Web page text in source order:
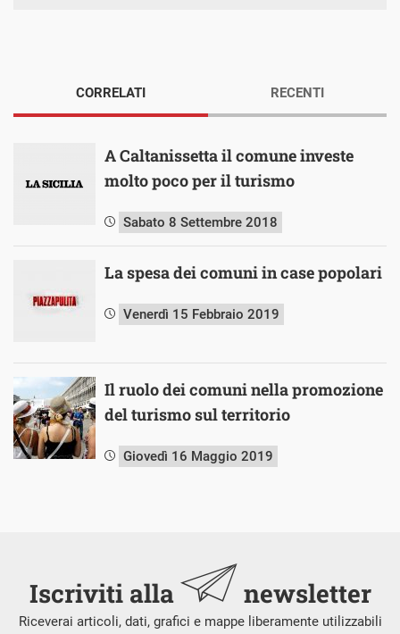
CORRELATI
A Caltanissetta il comune investe
molto poco per il turismo
Sabato 8 Settembre 2018
La spesa dei comuni in case popolari
Venerdì 15 Febbraio 2019
Il ruolo dei comuni nella promozione
del turismo sul territorio
Giovedì 16 Maggio 2019
RECENTI
Iscriviti alla newsletter
Riceverai articoli, dati, grafici e mappe liberamente utilizzabili